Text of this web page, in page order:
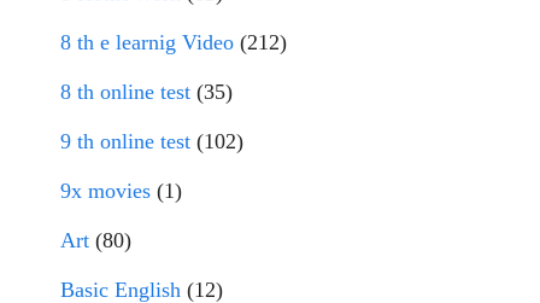
8 th e learnig Video (212)
8 th online test (35)
9 th online test (102)
9x movies (1)
Art (80)
Basic English (12)